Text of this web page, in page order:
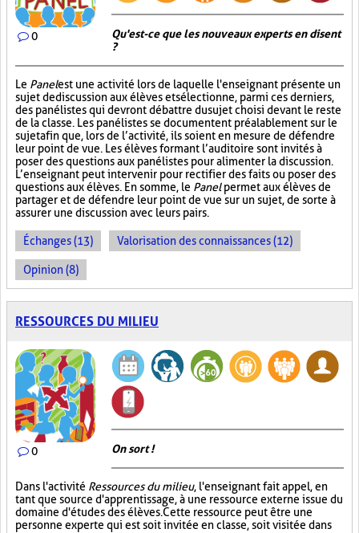
0
Qu'est-ce que les nouveaux experts en disent
?
Le Panelest une activité lors de laquelle l'enseignant présente un
sujet de discussion aux élèves et sélectionne, parmi ces derniers,
des panélistes qui devront débattre du sujet choisi devant le reste
de la classe. Les panélistes se documentent préalablement sur le
sujet afin que, lors de l’activité, ils soient en mesure de défendre
leur point de vue. Les élèves formant l’auditoire sont invités à
poser des questions aux panélistes pour alimenter la discussion.
L’enseignant peut intervenir pour rectifier des faits ou poser des
questions aux élèves. En somme, le Panelpermet aux élèves de
partager et de défendre leur point de vue sur un sujet, de sorte à
assurer une discussion avec leurs pairs.
Échanges (13) Valorisation des connaissances (12)
Opinion (8)
RESSOURCES DU MILIEU
0 On sort !
Dans l'activité Ressources du milieu, l'enseignant fait appel, en
tant que source d'apprentissage, à une ressource externe issue du
domaine d'études des élèves. Cette ressource peut être une
personne experte qui est soit invitée en classe, soit visitée dans